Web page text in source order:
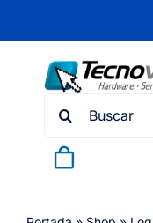
content
Search